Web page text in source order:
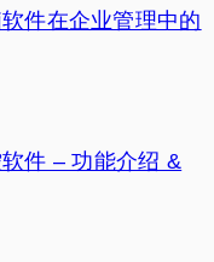
件在企业管理中的
件 – 功能介绍 &